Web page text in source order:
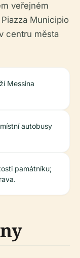
veřejném
Municipio
centru města
Messina
autobusy
památníku;